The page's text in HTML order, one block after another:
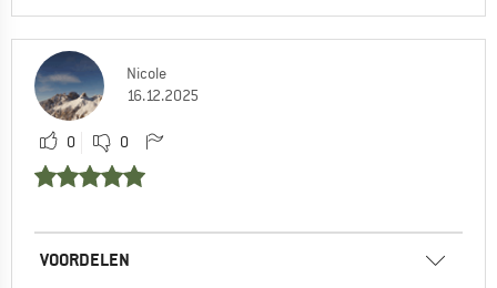
Nicole
16.12.2025
0 0
VOORDELEN